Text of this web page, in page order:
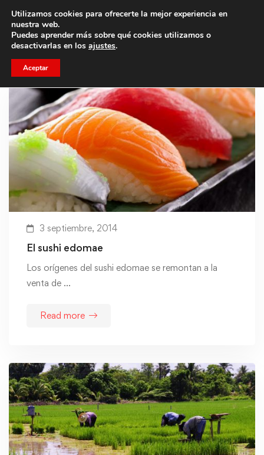
Trae a un amigo y llevaos un total de 75€ de descuento.
3 septiembre, 2014
El sushi edomae
Los orígenes del sushi edomae se remontan a la
venta de …
Read more
Utilizamos cookies para ofrecerte la mejor experiencia en
nuestra web.
Puedes aprender más sobre qué cookies utilizamos o
desactivarlas en los ajustes.
Aceptar